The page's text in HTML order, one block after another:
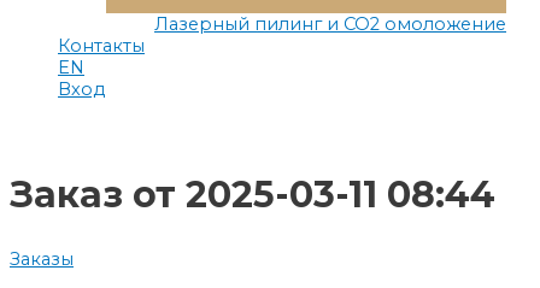
Меню
Лазерный пилинг и СО2 омоложение
Контакты
EN
Вход
Заказ от 2025-03-11 08:44
Заказы